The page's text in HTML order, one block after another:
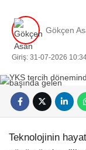
Gökçen
Giriş: 31-07-2026
Teknolojinin